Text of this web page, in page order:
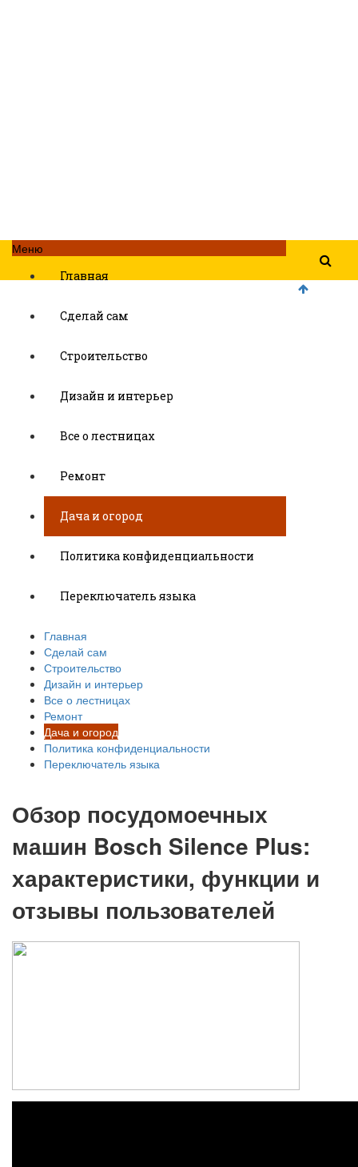
Меню
Главная
Сделай сам
Строительство
Дизайн и интерьер
Все о лестницах
Ремонт
Дача и огород
Политика конфиденциальности
Переключатель языка
Главная
Сделай сам
Строительство
Дизайн и интерьер
Все о лестницах
Ремонт
Дача и огород
Политика конфиденциальности
Переключатель языка
Обзор посудомоечных
машин Bosch Silence Plus:
характеристики, функции и
отзывы пользователей